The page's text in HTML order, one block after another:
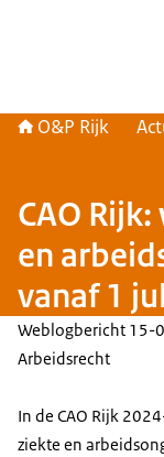
O&P Rijk
CAO
en
vanaf 1
Weblogbericht 15-
Arbeidsrecht
In de CAO Rijk
ziekte en